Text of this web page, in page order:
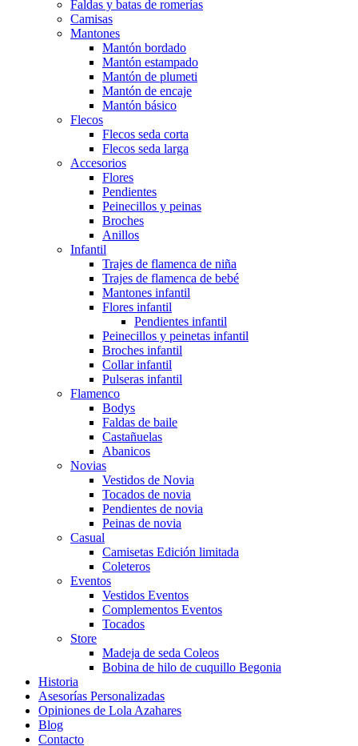
Faldas y batas de romerías
Camisas
Mantones
Mantón bordado
Mantón estampado
Mantón de plumeti
Mantón de encaje
Mantón básico
Flecos
Flecos seda corta
Flecos seda larga
Accesorios
Flores
Pendientes
Peinecillos y peinas
Broches
Anillos
Infantil
Trajes de flamenca de niña
Trajes de flamenca de bebé
Mantones infantil
Flores infantil
Pendientes infantil
Peinecillos y peinetas infantil
Broches infantil
Collar infantil
Pulseras infantil
Flamenco
Bodys
Faldas de baile
Castañuelas
Abanicos
Novias
Vestidos de Novia
Tocados de novia
Pendientes de novia
Peinas de novia
Casual
Camisetas Edición limitada
Coleteros
Eventos
Vestidos Eventos
Complementos Eventos
Tocados
Store
Madeja de seda Coleos
Bobina de hilo de cuquillo Begonia
Historia
Asesorías Personalizadas
Opiniones de Lola Azahares
Blog
Contacto